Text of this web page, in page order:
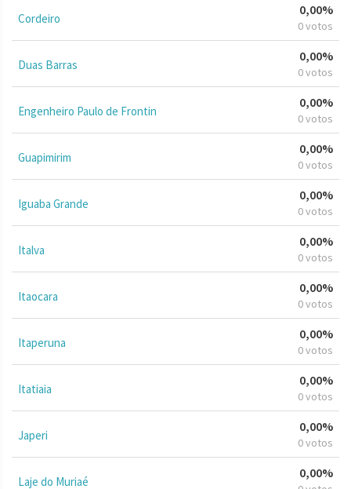
Cordeiro
0,00%
0 votos
Duas Barras
0,00%
0 votos
Engenheiro Paulo de Frontin
0,00%
0 votos
Guapimirim
0,00%
0 votos
Iguaba Grande
0,00%
0 votos
Italva
0,00%
0 votos
Itaocara
0,00%
0 votos
Itaperuna
0,00%
0 votos
Itatiaia
0,00%
0 votos
Japeri
0,00%
0 votos
Laje do Muriaé
0,00%